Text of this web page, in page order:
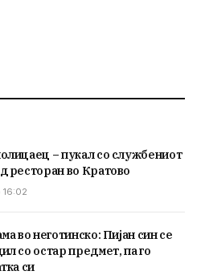
– пукал со службениот
ресторан во Кратово
во неготинско: Пијан син се
со остар предмет, па го
си